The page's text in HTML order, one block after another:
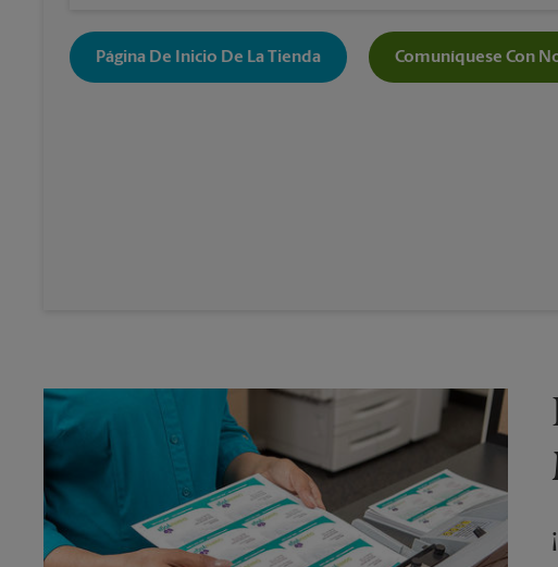
Página De Inicio De La Tienda Comuníquese Con